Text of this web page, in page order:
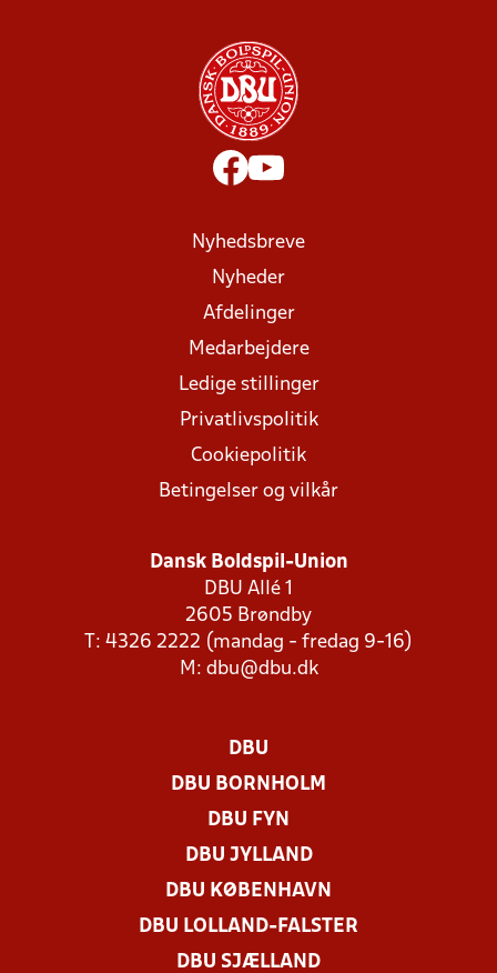
Nyhedsbreve
Nyheder
Afdelinger
Medarbejdere
Ledige stillinger
Privatlivspolitik
Cookiepolitik
Betingelser og vilkår
Dansk Boldspil-Union
DBU Allé 1
2605 Brøndby
T: 4326 2222 (mandag - fredag 9-16)
M: dbu@dbu.dk
DBU
DBU BORNHOLM
DBU FYN
DBU JYLLAND
DBU KØBENHAVN
DBU LOLLAND-FALSTER
DBU SJÆLLAND